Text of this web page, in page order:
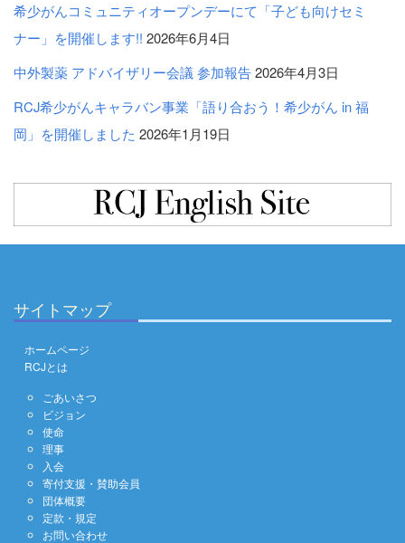
希少がんコミュニティオープンデーにて「子ども向けセミ
ナー」を開催します!! 2026年6月4日
中外製薬 アドバイザリー会議 参加報告2026年4月3日
RCJ希少がんキャラバン事業「語り合おう！希少がん in 福
岡」を開催しました 2026年1月19日
サイトマップ
ホームページ
RCJとは
ごあいさつ
ビジョン
使命
理事
入会
寄付支援・賛助会員
団体概要
定款・規定
お問い合わせ